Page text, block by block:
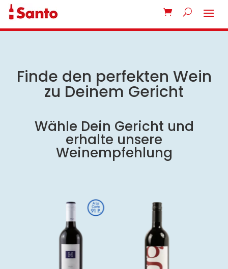
Finde den perfekten Wein
zu Deinem Gericht
Wähle Dein Gericht und
erhalte unsere
Weinempfehlung